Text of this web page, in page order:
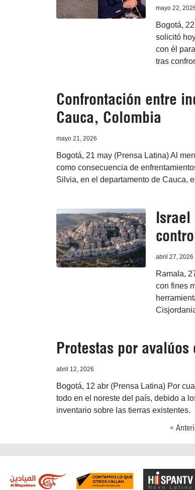
mayo 22,
Bogotá,
solicitó
con él
tras
Confrontación entre
Cauca, Colombia
mayo 21, 2026
Bogotá, 21 may (Prensa Latina) Al
como consecuencia de
Silvia, en el departamento de Cauca,
abril 27, 2026
Ramala,
con fines
Protestas por
abril 12, 2026
Bogotá, 12 abr (Prensa Latina) Por
todo en el noreste del país, debido a
inventario sobre las tierras existentes.
«